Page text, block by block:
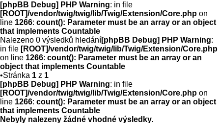
[phpBB Debug] PHP Warning: in file
[ROOT]/vendor/twig/twig/lib/Twig/Extension/Core.php on
line 1266: count(): Parameter must be an array or an object
that implements Countable
Nalezeno 0 výsledků hledání[phpBB Debug] PHP Warning:
in file [ROOT]/vendor/twig/twig/lib/Twig/Extension/Core.php
on line 1266: count(): Parameter must be an array or an
object that implements Countable
•Stránka 1 z 1
[phpBB Debug] PHP Warning: in file
[ROOT]/vendor/twig/twig/lib/Twig/Extension/Core.php on
line 1266: count(): Parameter must be an array or an object
that implements Countable
Nebyly nalezeny žádné vhodné výsledky.